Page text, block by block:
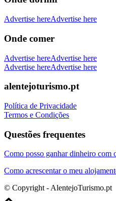
Advertise hereAdvertise here
Onde comer
Advertise hereAdvertise here
Advertise hereAdvertise here
alentejoturismo.pt
Política de Privacidade
Termos e Condições
Questões frequentes
Como posso ganhar dinheiro com
Como acrescentar o meu
© Copyright - AlentejoTurismo.pt